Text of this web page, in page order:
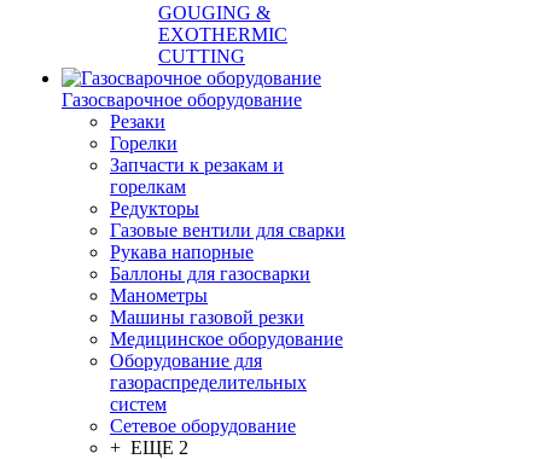
GOUGING &
EXOTHERMIC
CUTTING
Газосварочное оборудование
Резаки
Горелки
Запчасти к резакам и
горелкам
Редукторы
Газовые вентили для сварки
Рукава напорные
Баллоны для газосварки
Манометры
Машины газовой резки
Медицинское оборудование
Оборудование для
газораспределительных
систем
Сетевое оборудование
+ ЕЩЕ 2